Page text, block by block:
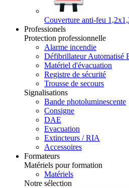
Couverture anti-feu
Professionels
Protection professionnelle
Alarme incendie
Défibrillateur Automatisé
Matériel d'évacuation
Registre de sécurité
Trousse de secours
Signalisations
Bande photoluminescente
Consigne
DAE
Evacuation
Extincteurs / RIA
Accessoires
Formateurs
Matériels pour formation
Matériels
Notre sélection